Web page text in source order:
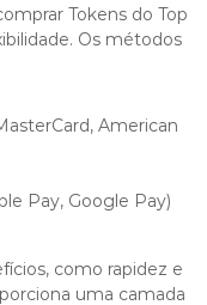
Tokens do Top
Os métodos
American
Pay, Google Pay)
como rapidez e
uma camada